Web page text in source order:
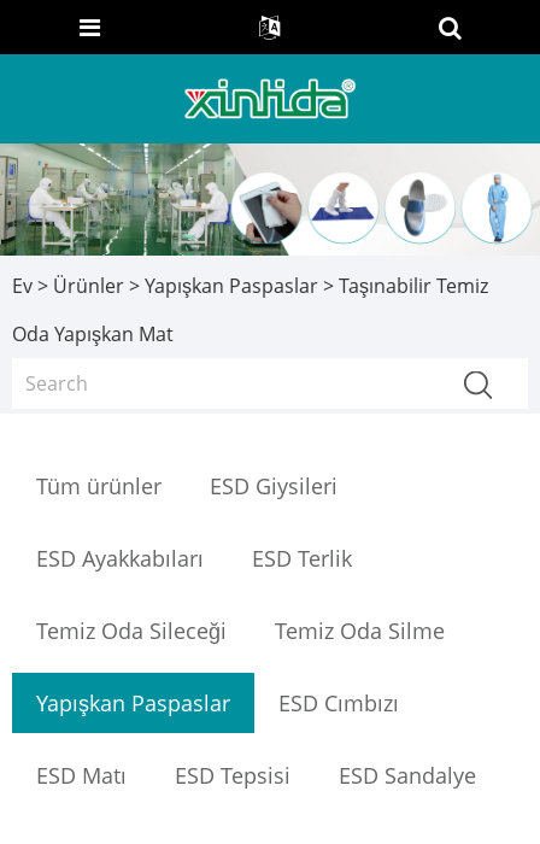
Ev> Ürünler>Yapışkan Paspaslar> Taşınabilir Temiz
Oda Yapışkan Mat
Tüm ürünler ESD Giysileri
ESD Ayakkabıları ESD Terlik
Temiz Oda Sileceği Temiz Oda Silme
Yapışkan Paspaslar ESD Cımbızı
ESD Matı ESD Tepsisi ESD Sandalye